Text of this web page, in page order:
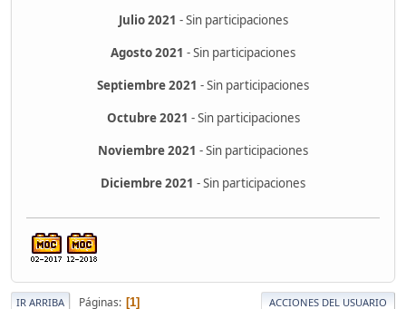
Julio 2021 - Sin participaciones
Agosto 2021 - Sin participaciones
Septiembre 2021 - Sin participaciones
Octubre 2021 - Sin participaciones
Noviembre 2021 - Sin participaciones
Diciembre 2021 - Sin participaciones
IR ARRIBA Páginas 1 ACCIONES DEL USUARIO